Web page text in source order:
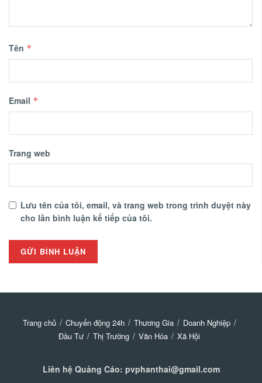
Tên *
Email *
Trang web
Lưu tên của tôi, email, và trang web trong trình duyệt này
cho lần bình luận kế tiếp của tôi.
Trang chủ Chuyển động 24h Thương Gia
Doanh Nghiệp
Đầu Tư
Thị Trường Văn Hóa Xã Hội
Liên hệ Quảng Cáo: pvphanthai@gmail.com